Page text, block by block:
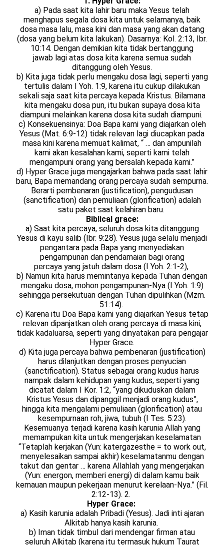
a) Pada saat kita lahir baru maka Yesus telah
menghapus segala dosa kita untuk selamanya, baik
dosa masa lalu, masa kini dan masa yang akan datang
(dosa yang belum kita lakukan). Dasarnya: Kol. 2:13, Ibr.
10:14. Dengan demikian kita tidak bertanggung
jawab lagi atas dosa kita karena semua sudah
ditanggung oleh Yesus.
b) Kita juga tidak perlu mengaku dosa lagi, seperti yang
tertulis dalam I Yoh. 1:9, karena itu cukup dilakukan
sekali saja saat kita percaya kepada Kristus. Bilamana
kita mengaku dosa pun, itu bukan supaya dosa kita
diampuni melainkan karena dosa kita sudah diampuni.
c) Konsekuensinya: Doa Bapa kami yang diajarkan oleh
Yesus (Mat. 6:9-12) tidak relevan lagi diucapkan pada
masa kini karena memuat kalimat, “ … dan ampunilah
kami akan kesalahan kami, seperti kami telah
mengampuni orang yang bersalah kepada kami.”
d) Hyper Grace juga mengajarkan bahwa pada saat lahir
baru, Bapa memandang orang percaya sudah sempurna.
Berarti pembenaran (justification), pengudusan
(sanctification) dan pemuliaan (glorification) adalah
satu paket saat kelahiran baru.
Biblical grace:
a) Saat kita percaya, seluruh dosa kita ditanggung
Yesus di kayu salib (Ibr. 9:28). Yesus juga selalu menjadi
pengantara pada Bapa yang menyediakan
pengampunan dan pendamaian bagi orang
percaya yang jatuh dalam dosa (I Yoh. 2:1-2),
b) Namun kita harus memintanya kepada Tuhan dengan
mengaku dosa, mohon pengampunan-Nya (I Yoh. 1:9)
sehingga persekutuan dengan Tuhan dipulihkan (Mzm.
51:14).
c) Karena itu Doa Bapa kami yang diajarkan Yesus tetap
relevan dipanjatkan oleh orang percaya di masa kini,
tidak kadaluarsa, seperti yang dinyatakan para pengajar
Hyper Grace.
d) Kita juga percaya bahwa pembenaran (justification)
harus dilanjutkan dengan proses penyucian
(sanctification). Status sebagai orang kudus harus
nampak dalam kehidupan yang kudus, seperti yang
dicatat dalam I Kor. 1:2, “yang dikuduskan dalam
Kristus Yesus dan dipanggil menjadi orang kudus”,
hingga kita mengalami pemuliaan (glorification) atau
kesempurnaan roh, jiwa, tubuh (I Tes. 5:23).
Kesemuanya terjadi karena kasih karunia Allah yang
memampukan kita untuk mengerjakan keselamatan
“Tetaplah kerjakan (Yun: katergazesthe = to work out,
menyelesaikan sampai akhir) keselamatanmu dengan
takut dan gentar … karena Allahlah yang mengerjakan
(Yun: energon, memberi energi) di dalam kamu baik
kemauan maupun pekerjaan menurut kerelaan-Nya.” (Fil.
2:12-13). 2.
Hyper Grace:
a) Kasih karunia adalah Pribadi (Yesus). Jadi inti ajaran
Alkitab hanya kasih karunia.
b) Iman tidak timbul dari mendengar firman atau
seluruh Alkitab (karena itu termasuk hukum Taurat